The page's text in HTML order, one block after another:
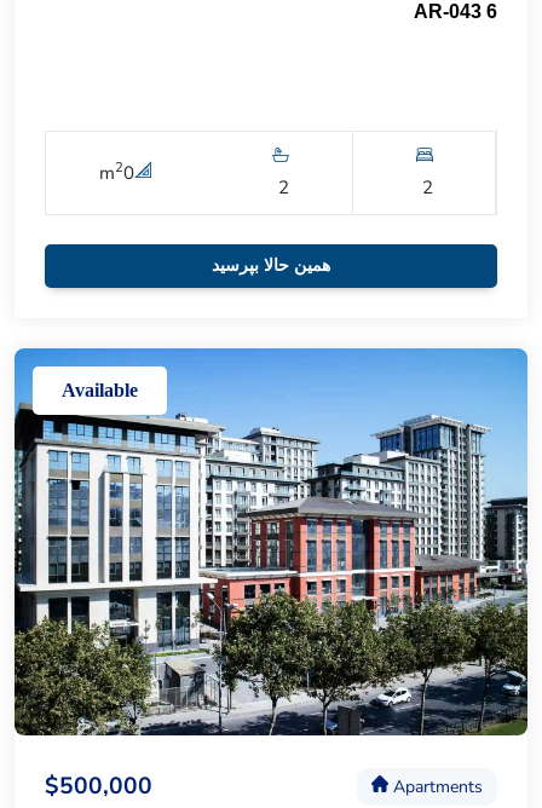
AR-043 6
2
2
0
m2
همین حالا بپرسید
Available
Apartments
$500,000